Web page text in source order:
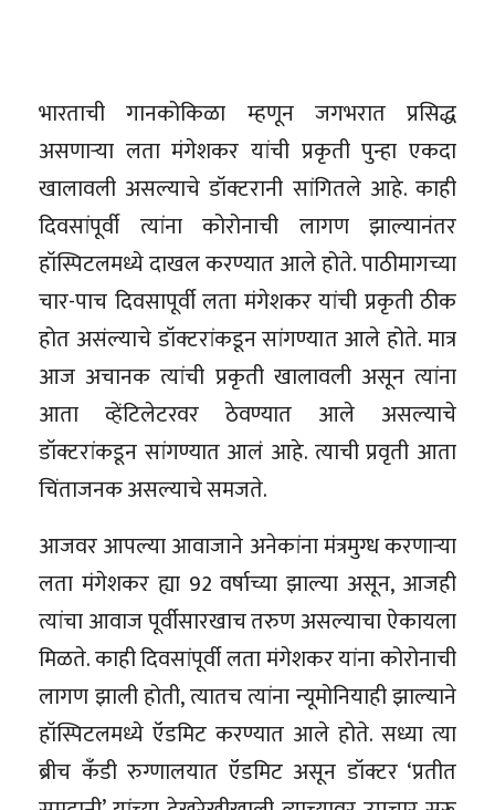
भारताची गानकोकिळा म्हणून जगभरात प्रसिद्ध
असणाऱ्या लता मंगेशकर यांची प्रकृती पुन्हा एकदा
खालावली असल्याचे डॉक्टरानी सांगितले आहे. काही
दिवसांपूर्वी त्यांना कोरोनाची लागण झाल्यानंतर
हॉस्पिटलमध्ये दाखल करण्यात आले होते. पाठीमागच्या
चार-पाच दिवसापूर्वी लता मंगेशकर यांची प्रकृती ठीक
होत असंल्याचे डॉक्टरांकडून सांगण्यात आले होते. मात्र
आज अचानक त्यांची प्रकृती खालावली असून त्यांना
आता व्हेंटिलेटरवर ठेवण्यात आले असल्याचे
डॉक्टरांकडून सांगण्यात आलं आहे. त्याची प्रवृती आता
चिंताजनक असल्याचे समजते.
आजवर आपल्या आवाजाने अनेकांना मंत्रमुग्ध करणाऱ्या
लता मंगेशकर ह्या 92 वर्षाच्या झाल्या असून, आजही
त्यांचा आवाज पूर्वीसारखाच तरुण असल्याचा ऐकायला
मिळते. काही दिवसांपूर्वी लता मंगेशकर यांना कोरोनाची
लागण झाली होती, त्यातच त्यांना न्यूमोनियाही झाल्याने
हॉस्पिटलमध्ये ऍडमिट करण्यात आले होते. सध्या त्या
ब्रीच कँडी रुग्णालयात ऍडमिट असून डॉक्टर ‘प्रतीत